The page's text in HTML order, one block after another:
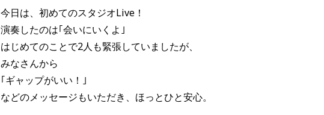
今日は、初めてのスタジオLive！
演奏したのは｢会いにいくよ｣
はじめてのことで2人も緊張していましたが、
みなさんから
｢ギャップがいい！｣
などのメッセージもいただき、ほっとひと安心。